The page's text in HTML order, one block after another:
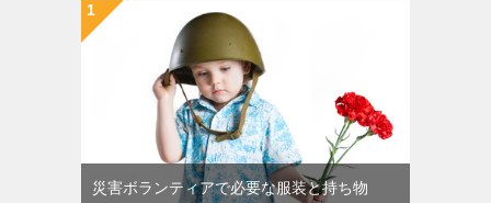
災害ボランティアで必要な服装と持ち物